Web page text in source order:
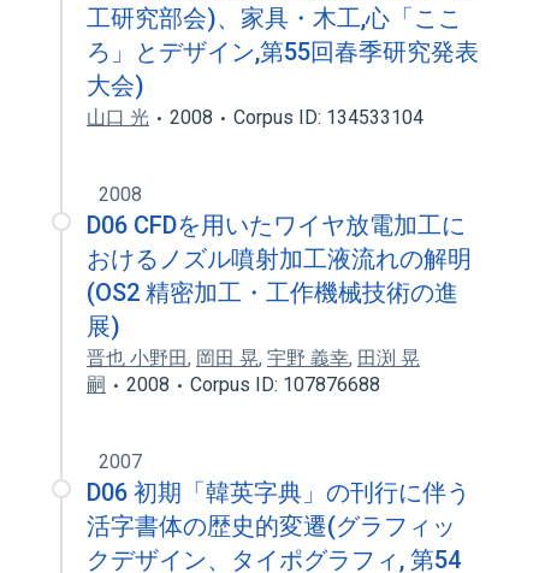
工研究部会)、家具・木工,心「ここ
ろ」とデザイン,第55回春季研究発表
大会)
山口 光 2008 Corpus ID: 134533104
2008
D06 CFDを用いたワイヤ放電加工に
おけるノズル噴射加工液流れの解明
(OS2 精密加工・工作機械技術の進
展)
晋也 小野田, 岡田 晃, 宇野 義幸, 田渕 晃
嗣
2008 Corpus ID: 107876688
2007
D06 初期「韓英字典」の刊行に伴う
活字書体の歴史的変遷(グラフィッ
クデザイン、タイポグラフィ, 第54